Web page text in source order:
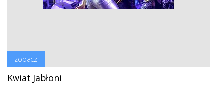
zobacz
Kwiat Jabłoni